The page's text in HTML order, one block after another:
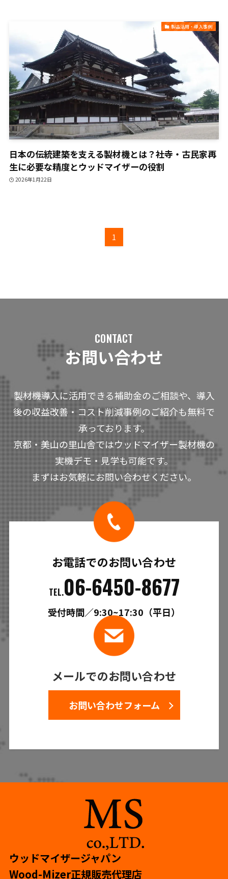
製品活用・導入事例
日本の伝統建築を支える製材機とは？社寺・古民家再
生に必要な精度とウッドマイザーの役割
2026年1月22日
1
CONTACT
お問い合わせ
製材機導入に活用できる補助金のご相談や、導入
後の収益改善・コスト削減事例のご紹介も無料で
承っております。
京都・美山の里山舎ではウッドマイザー製材機の
実機デモ・見学も可能です。
まずはお気軽にお問い合わせください。
お電話でのお問い合わせ
TEL.06-6450-8677
受付時間／9:30~17:30（平日）
メールでのお問い合わせ
お問い合わせフォーム
ウッドマイザージャパン
Wood-Mizer正規販売代理店